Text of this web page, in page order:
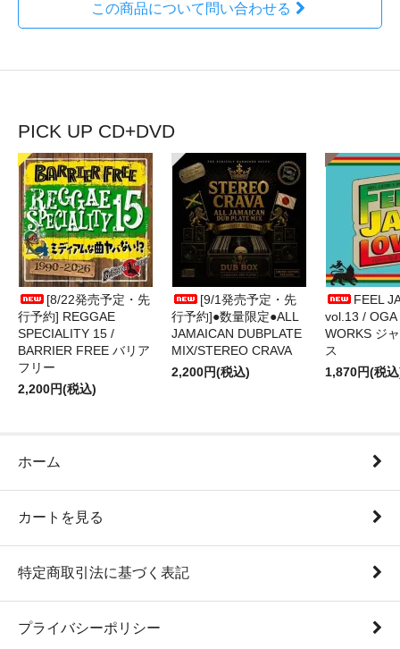
この商品について問い合わせる
PICK UP CD+DVD
[8/22発売予定・先
行予約] REGGAE
SPECIALITY 15 /
BARRIER FREE バリア
フリー
2,200円(税込)
[9/1発売予定・先
行予約]●数量限定●ALL
JAMAICAN DUBPLATE
MIX/STEREO CRAVA
2,200円(税込)
FEEL
vol.13 / OGA
WORKS ジ
ス
1,870円(税
ホーム
カートを見る
特定商取引法に基づく表記
プライバシーポリシー